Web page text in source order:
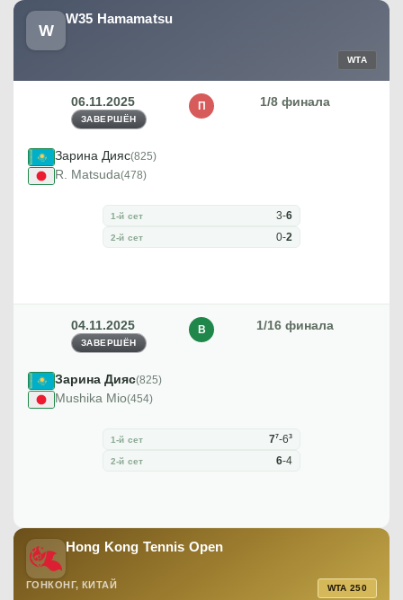
W
W35 Hamamatsu
WTA
06.11.2025
ЗАВЕРШЁН
1/8 финала
П
Зарина Дияс(825)
R. Matsuda(478)
1-й сет 3-6
2-й сет 0-2
04.11.2025
ЗАВЕРШЁН
1/16 финала
В
Зарина Дияс(825)
Mushika Mio(454)
1-й сет 77-63
2-й сет 6-4
Hong Kong Tennis Open
ГОНКОНГ, КИТАЙ WTA 250